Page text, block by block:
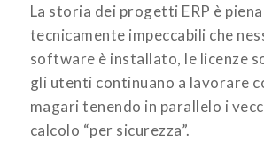
La storia dei progetti ERP è
tecnicamente impeccabili che
software è installato, le licenze
gli utenti continuano a lavorare
magari tenendo in parallelo i
calcolo “per sicurezza”.